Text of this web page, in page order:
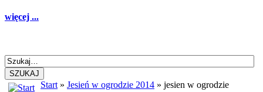
więcej ...
SZUKAJ
Start » Jesień w ogrodzie 2014 » jesien w ogrodzie